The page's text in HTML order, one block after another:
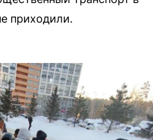
приходили.